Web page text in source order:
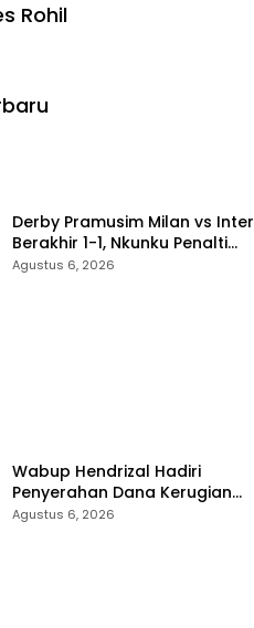
Rohil
Derby Pramusim Milan vs Inter
Berakhir 1-1, Nkunku Penalti
Selamatkan Rossoneri
Agustus 6, 2026
Wabup Hendrizal Hadiri
Penyerahan Dana Kerugian
Negara Rp1,86 Miliar Kasus
Agustus 6, 2026